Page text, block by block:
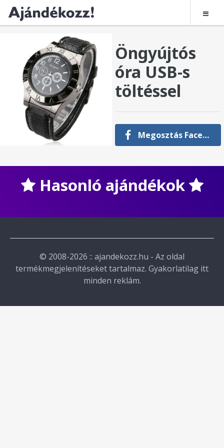
Öngyújtós
óra USB-s
töltéssel
Megosztás Facebookon
Hasonló ajándékok
© 2008-2026 :: ajandekozz.hu - Az oldal
termékmegjelenítéseket tartalmaz. Gyakorlatilag itt
minden reklám.